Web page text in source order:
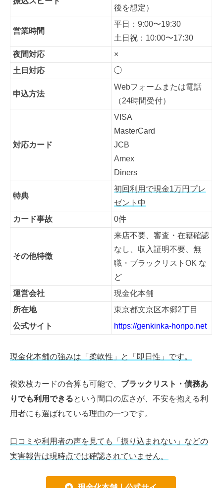
後を想定）
営業時間
平日：9:00〜19:30
土日祝：10:00〜17:30
夜間対応
×
土日対応
◯
申込方法
Webフォームまたは電話
（24時間受付）
対応カード
VISA
MasterCard
JCB
Amex
Diners
特典
初回利用で現金1万円プレ
ゼント中
カード事故
0件
その他特徴
来店不要、審査・在籍確認
なし、収入証明不要、無
職・ブラックリストOK な
ど
運営会社
現金化本舗
所在地
東京都文京区本郷2丁目
公式サイト
https://genkinka-honpo.net
現金化本舗の強みは「柔軟性」と「即日性」です。
複数枚カードの合算も可能で、 ブラックリスト・債務あ
りでも利用できるという間口の広さが、不安を抱える利
用者にも選ばれている理由の一つです。
口コミや利用者の声を見ても「振り込まれない」などの
実害報告は現時点では確認されていません。